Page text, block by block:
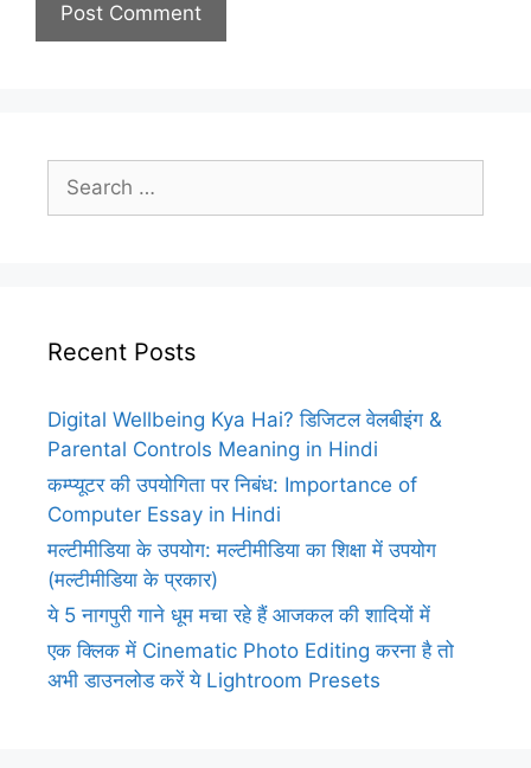
Search
for:
Recent Posts
Digital Wellbeing Kya Hai? डिजिटल वेलबीइंग &
Parental Controls Meaning in Hindi
कम्प्यूटर की उपयोगिता पर निबंध: Importance of
Computer Essay in Hindi
मल्टीमीडिया के उपयोग: मल्टीमीडिया का शिक्षा में उपयोग
(मल्टीमीडिया के प्रकार)
ये 5 नागपुरी गाने धूम मचा रहे हैं आजकल की शादियों में
एक क्लिक में Cinematic Photo Editing करना है तो
अभी डाउनलोड करें ये Lightroom Presets